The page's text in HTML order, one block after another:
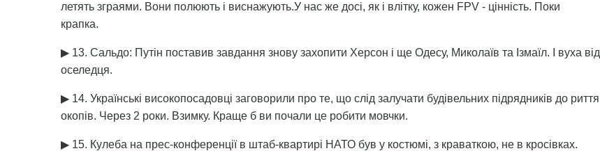
летять зграями. Вони полюють і виснажують.У нас же досі, як і влітку, кожен FPV - цінність. Поки
крапка.
▶ 13. Сальдо: Путін поставив завдання знову захопити Херсон і ще Одесу, Миколаїв та Ізмаїл. І вуха від
оселедця.
▶ 14. Українські високопосадовці заговорили про те, що слід залучати будівельних підрядників до риття
окопів. Через 2 роки. Взимку. Краще б ви почали це робити мовчки.
▶ 15. Кулеба на прес-конференції в штаб-квартирі НАТО був у костюмі, з краваткою, не в кросівках.